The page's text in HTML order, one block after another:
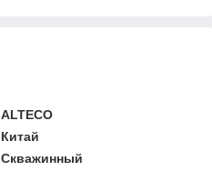
ALTECO
Китай
Скважинный